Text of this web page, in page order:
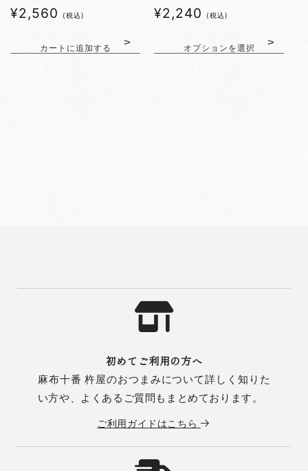
通
¥2,560 (税込)
カートに追加する
通
¥2,240 (税込)
オプションを選択
初めてご利用の方へ
麻布十番 杵屋のおつまみについて詳しく知りた
い方や、よくあるご質問もまとめております。
ご利用ガイドはこちら